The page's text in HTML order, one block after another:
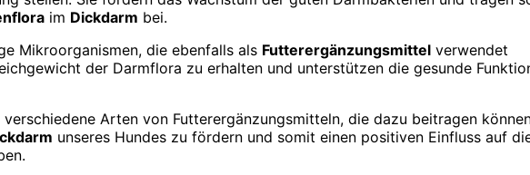
im Dickdarm bei.
Mikroorganismen, die ebenfalls als Futterergänzungsmittel verwendet
der Darmflora zu erhalten und unterstützen die gesunde
Arten von Futterergänzungsmitteln, die dazu beitragen
unseres Hundes zu fördern und somit einen positiven Einfluss auf